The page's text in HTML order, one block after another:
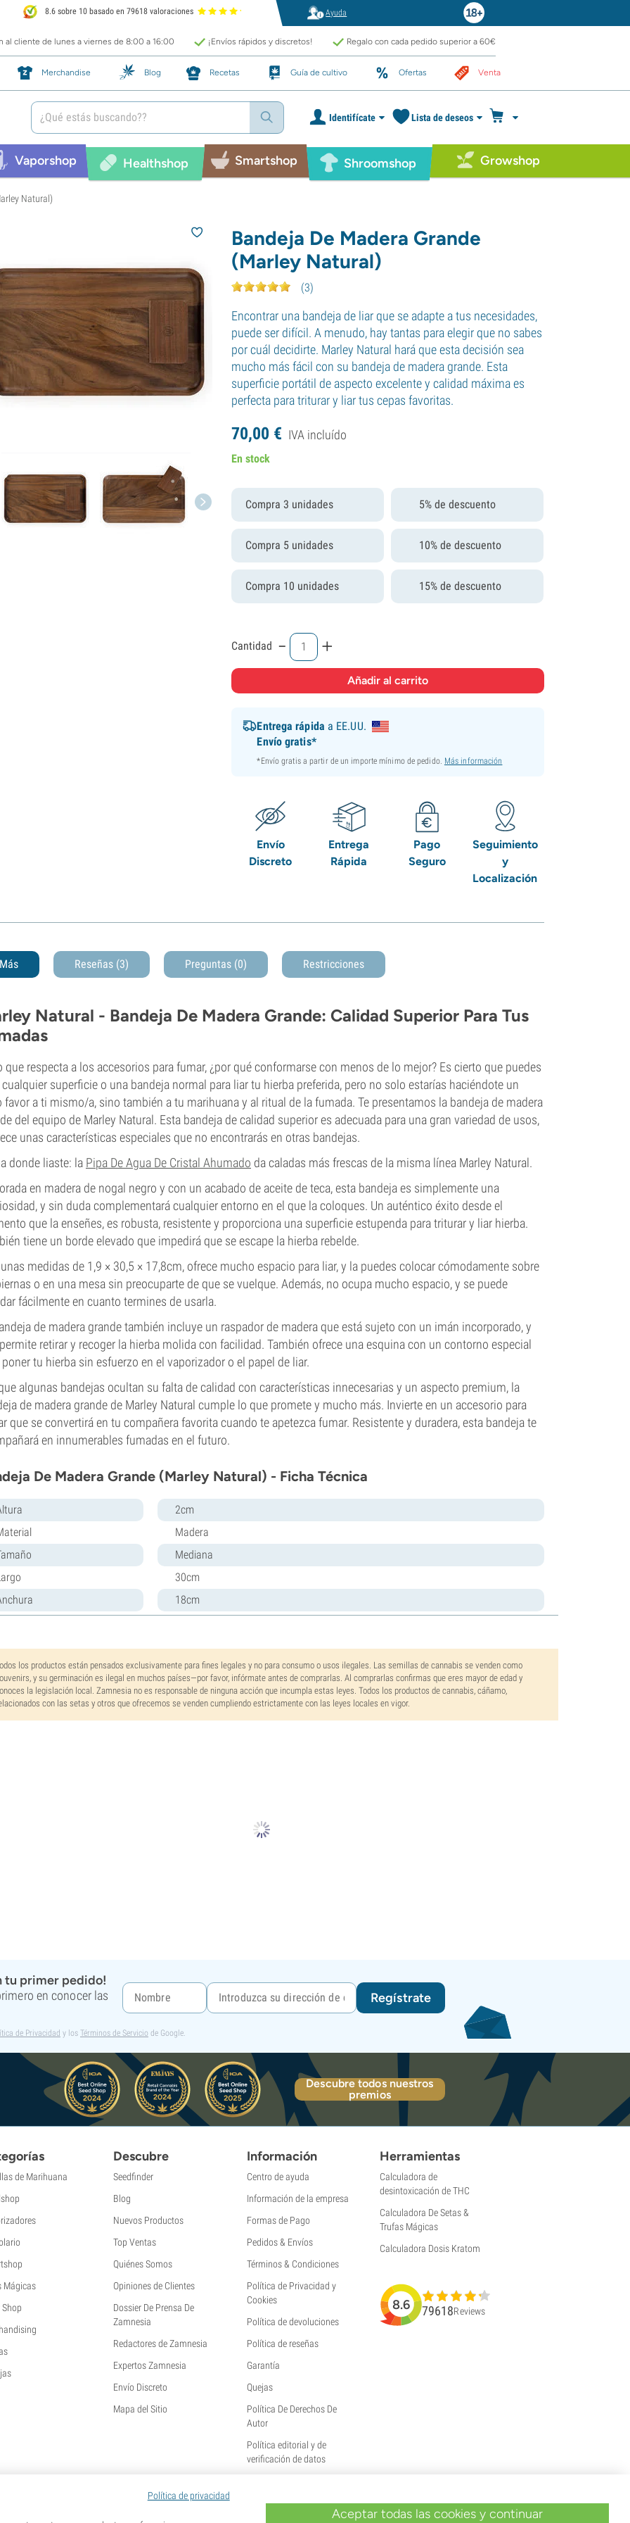
8.6 sobre 10 basado en 79618 valoraciones Ayuda
al cliente de lunes a viernes de 8:00 a 16:00 ¡Envíos rápidos y discretos! Regalo con cada pedido superior a 60€
Merchandise Blog Recetas Guía de cultivo Ofertas Venta
Identifícate Lista de deseos
Vaporshop Healthshop Smartshop Shroomshop Growshop
Natural)
Bandeja De Madera Grande
(Marley Natural)
(3)
Encontrar una bandeja de liar que se adapte a tus necesidades,
puede ser difícil. A menudo, hay tantas para elegir que no sabes
por cuál decidirte. Marley Natural hará que esta decisión sea
mucho más fácil con su bandeja de madera grande. Esta
superficie portátil de aspecto excelente y calidad máxima es
perfecta para triturar y liar tus cepas favoritas.
70,00 € IVA incluído
En stock
Compra 3 unidades 5% de descuento
Compra 5 unidades 10% de descuento
Compra 10 unidades 15% de descuento
Cantidad - +
Entrega rápida a EE.UU.
Envío gratis*
*Envío gratis a partir de un importe mínimo de pedido. Más información
Envío
Discreto
Entrega
Rápida
Pago
Seguro
Seguimiento
y
Localización
Más Reseñas (3) Preguntas (0) Restricciones
Natural - Bandeja De Madera Grande: Calidad Superior Para Tus
que respecta a los accesorios para fumar, ¿por qué conformarse con menos de lo mejor? Es cierto que puedes
cualquier superficie o una bandeja normal para liar tu hierba preferida, pero no solo estarías haciéndote un
favor a ti mismo/a, sino también a tu marihuana y al ritual de la fumada. Te presentamos la bandeja de madera
del equipo de Marley Natural. Esta bandeja de calidad superior es adecuada para una gran variedad de usos,
unas características especiales que no encontrarás en otras bandejas.
donde liaste: la Pipa De Agua De Cristal Ahumado da caladas más frescas de la misma línea Marley Natural.
en madera de nogal negro y con un acabado de aceite de teca, esta bandeja es simplemente una
y sin duda complementará cualquier entorno en el que la coloques. Un auténtico éxito desde el
que la enseñes, es robusta, resistente y proporciona una superficie estupenda para triturar y liar hierba.
tiene un borde elevado que impedirá que se escape la hierba rebelde.
medidas de 1,9 × 30,5 × 17,8cm, ofrece mucho espacio para liar, y la puedes colocar cómodamente sobre
o en una mesa sin preocuparte de que se vuelque. Además, no ocupa mucho espacio, y se puede
fácilmente en cuanto termines de usarla.
de madera grande también incluye un raspador de madera que está sujeto con un imán incorporado, y
retirar y recoger la hierba molida con facilidad. También ofrece una esquina con un contorno especial
poner tu hierba sin esfuerzo en el vaporizador o el papel de liar.
algunas bandejas ocultan su falta de calidad con características innecesarias y un aspecto premium, la
de madera grande de Marley Natural cumple lo que promete y mucho más. Invierte en un accesorio para
que se convertirá en tu compañera favorita cuando te apetezca fumar. Resistente y duradera, esta bandeja te
en innumerables fumadas en el futuro.
De Madera Grande (Marley Natural) - Ficha Técnica
2cm
Madera
Mediana
30cm
18cm
los productos están pensados exclusivamente para fines legales y no para consumo o usos ilegales. Las semillas de cannabis se venden como
y su germinación es ilegal en muchos países—por favor, infórmate antes de comprarlas. Al comprarlas confirmas que eres mayor de edad y
la legislación local. Zamnesia no es responsable de ninguna acción que incumpla estas leyes. Todos los productos de cannabis, cáñamo,
con las setas y otros que ofrecemos se venden cumpliendo estrictamente con las leyes locales en vigor.
tu primer pedido!
en conocer las
Regístrate
de Privacidad y los Términos de Servicio de Google.
Descubre todos nuestros
premios
de Marihuana
Mágicas
Shop
Descubre
Seedfinder
Blog
Nuevos Productos
Top Ventas
Quiénes Somos
Opiniones de Clientes
Dossier De Prensa De
Zamnesia
Redactores de Zamnesia
Expertos Zamnesia
Envío Discreto
Mapa del Sitio
Información
Centro de ayuda
Información de la empresa
Formas de Pago
Pedidos & Envíos
Términos & Condiciones
Política de Privacidad y
Cookies
Política de devoluciones
Política de reseñas
Garantía
Quejas
Política De Derechos De
Autor
Política editorial y de
verificación de datos
Herramientas
Calculadora de
desintoxicación de THC
Calculadora De Setas &
Trufas Mágicas
Calculadora Dosis Kratom
8.6 79618Reviews
Política de privacidad
Aceptar todas las cookies y continuar